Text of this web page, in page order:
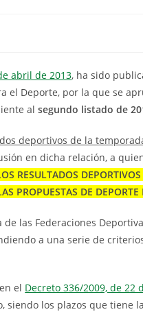
abril de 2013, ha sido
el Deporte, por la que se
alsegundo listado de
deportivos de la
en dicha relación, a
PROPUESTAS DE
las Federaciones
a una serie de
el Decreto 336/2009, de 22
los plazos que tiene